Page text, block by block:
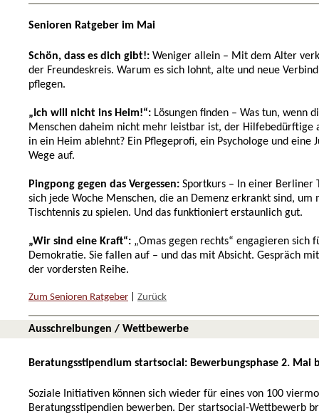
Senioren Ratgeber im Mai
Schön, dass es dich gibt!: Weniger allein – Mit dem Alter
der Freundeskreis. Warum es sich lohnt, alte und neue
pflegen.
„Ich will nicht ins Heim!“: Lösungen finden – Was tun, wenn
Menschen daheim nicht mehr leistbar ist, der Hilfebedürftige
in ein Heim ablehnt? Ein Pflegeprofi, ein Psychologe und eine
Wege auf.
Pingpong gegen das Vergessen: Sportkurs – In einer Berliner
sich jede Woche Menschen, die an Demenz erkrankt sind, um
Tischtennis zu spielen. Und das funktioniert erstaunlich gut.
„Wir sind eine Kraft“: „Omas gegen rechts“ engagieren sich
Demokratie. Sie fallen auf – und das mit Absicht. Gespräch
der vordersten Reihe.
Zum Senioren Ratgeber Zurück
Ausschreibungen / Wettbewerbe
Beratungsstipendium startsocial: Bewerbungsphase 2. Mai
Soziale Initiativen können sich wieder für eines von 100
Beratungsstipendien bewerben. Der startsocial-Wettbewerb